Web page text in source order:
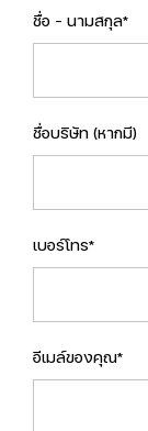
ชื่อ - นามสกุล*
ชื่อบริษัท (หากมี)
เบอร์โทร*
อีเมล์ของคุณ*